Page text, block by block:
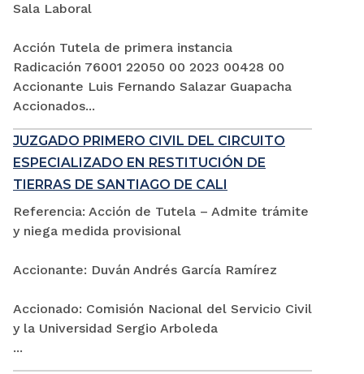
Sala Laboral
Acción Tutela de primera instancia
Radicación 76001 22050 00 2023 00428 00
Accionante Luis Fernando Salazar Guapacha
Accionados...
JUZGADO PRIMERO CIVIL DEL CIRCUITO
ESPECIALIZADO EN RESTITUCIÓN DE
TIERRAS DE SANTIAGO DE CALI
Referencia: Acción de Tutela – Admite trámite
y niega medida provisional
Accionante: Duván Andrés García Ramírez
Accionado: Comisión Nacional del Servicio Civil
y la Universidad Sergio Arboleda
...